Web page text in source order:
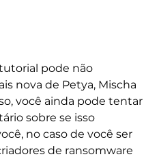
pode não
nova de Petya, Mischa
você ainda pode tentar
sobre se isso
no caso de você ser
de ransomware